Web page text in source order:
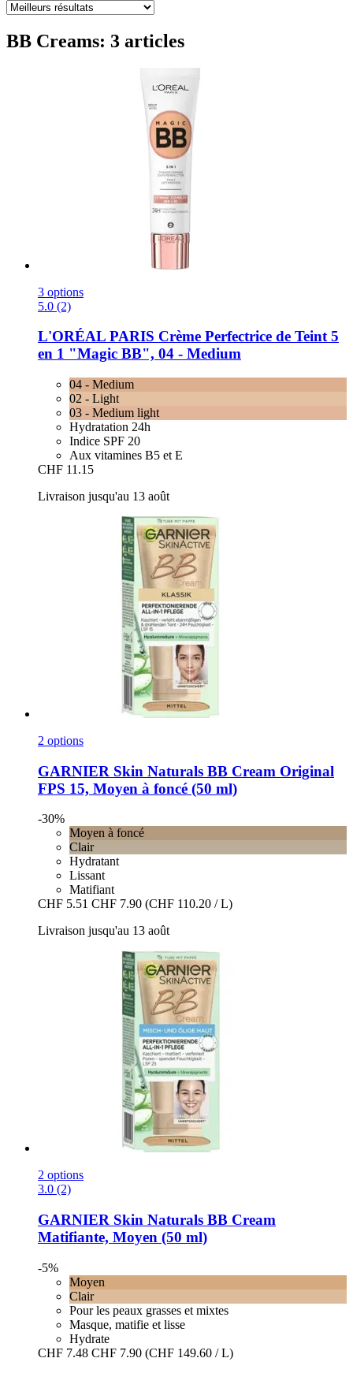
BB Creams: 3 articles
3 options
5.0 (2)
L'ORÉAL PARIS Crème Perfectrice de Teint 5
en 1 "Magic BB", 04 -​ Medium
04 - Medium
02 - Light
03 - Medium light
Hydratation 24h
Indice SPF 20
Aux vitamines B5 et E
CHF 11.15
Livraison jusqu'au 13 août
2 options
GARNIER Skin Naturals BB Cream Original
FPS 15, Moyen à foncé (50 ml)
-30%
Moyen à foncé
Clair
Hydratant
Lissant
Matifiant
CHF 5.51 CHF 7.90 (CHF 110.20 / L)
Livraison jusqu'au 13 août
2 options
3.0 (2)
GARNIER Skin Naturals BB Cream
Matifiante, Moyen (50 ml)
-5%
Moyen
Clair
Pour les peaux grasses et mixtes
Masque, matifie et lisse
Hydrate
CHF 7.48 CHF 7.90 (CHF 149.60 / L)